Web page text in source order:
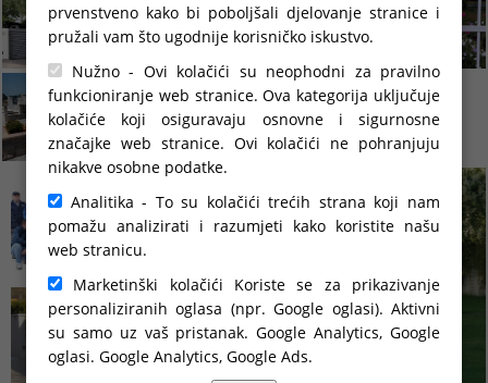
prvenstveno kako bi poboljšali djelovanje stranice i
pružali vam što ugodnije korisničko iskustvo.
Nužno - Ovi kolačići su neophodni za pravilno
funkcioniranje web stranice. Ova kategorija uključuje
kolačiće koji osiguravaju osnovne i sigurnosne
značajke web stranice. Ovi kolačići ne pohranjuju
nikakve osobne podatke.
Analitika - To su kolačići trećih strana koji nam
pomažu analizirati i razumjeti kako koristite našu
web stranicu.
Marketinški kolačići Koriste se za prikazivanje
personaliziranih oglasa (npr. Google oglasi). Aktivni
su samo uz vaš pristanak. Google Analytics, Google
oglasi. Google Analytics, Google Ads.